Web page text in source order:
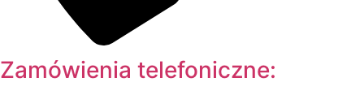
Zamówienia telefoniczne: